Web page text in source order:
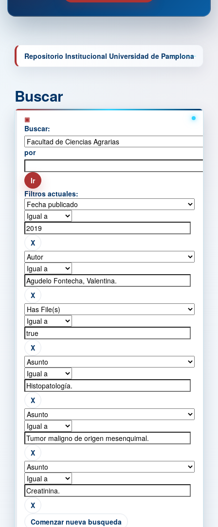
Repositorio Institucional Universidad de Pamplona
Buscar
Buscar:
por
Filtros actuales:
Comenzar nueva busqueda